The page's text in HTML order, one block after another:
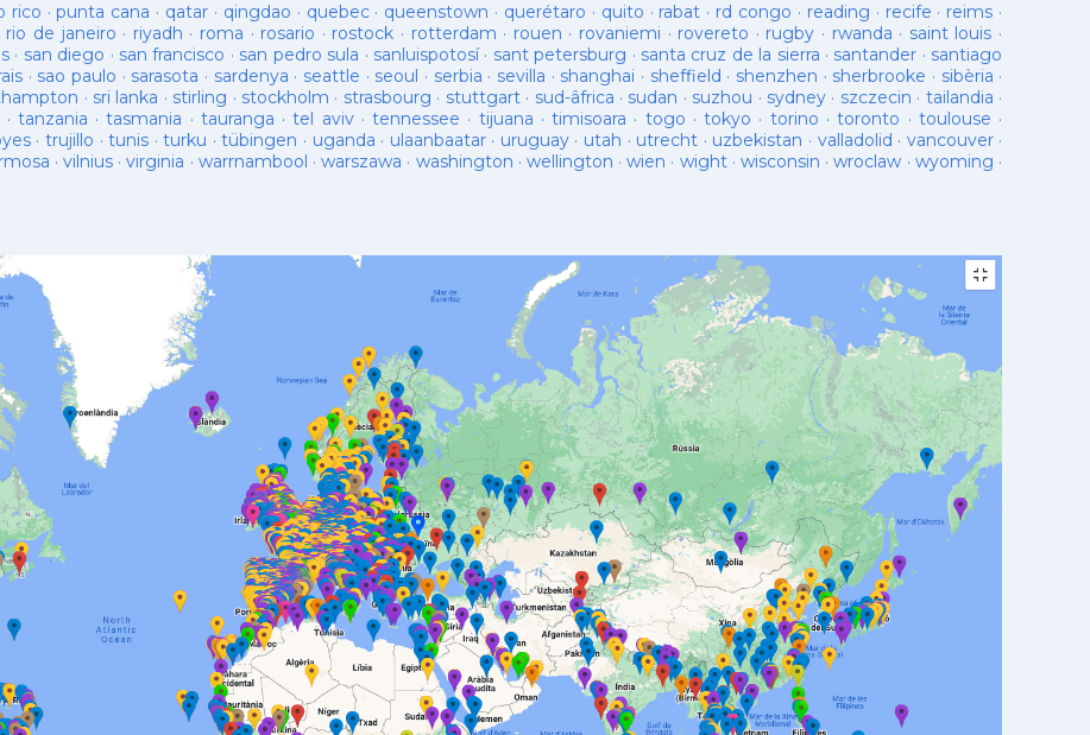
rico ·punta cana · qatar · qingdao · quebec· queenstown · querétaro · quito · rabat · rd congo · reading · recife · reims ·
rio de janeiro · riyadh · roma · rosario · rostock · rotterdam · rouen · rovaniemi · rovereto · rugby · rwanda · saint louis ·
· san diego · san francisco · san pedro sula · sanluispotosí· sant petersburg · santa cruz de la sierra · santander · santiago
· sao paulo · sarasota · sardenya · seattle · seoul · serbia · sevilla · shanghai · sheffield · shenzhen · sherbrooke · sibèria ·
· sri lanka · stirling · stockholm · strasbourg · stuttgart· sud-âfrica · sudan · suzhou · sydney · szczecin · tailandia ·
· tanzania ·tasmania · tauranga ·tel aviv·tennessee · tijuana ·timisoara · togo ·tokyo · torino ·toronto · toulouse ·
· trujillo ·tunis ·turku ·tübingen · uganda · ulaanbaatar· uruguay· utah · utrecht · uzbekistan · valladolid · vancouver·
· vilnius·virginia · warrnambool ·warszawa · washington · wellington ·wien · wight·wisconsin ·wroclaw · wyoming ·